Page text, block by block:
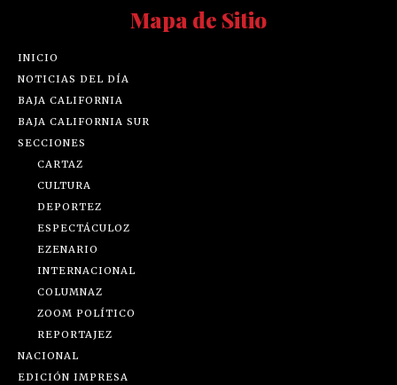
Mapa de Sitio
INICIO
NOTICIAS DEL DÍA
BAJA CALIFORNIA
BAJA CALIFORNIA SUR
SECCIONES
CARTAZ
CULTURA
DEPORTEZ
ESPECTÁCULOZ
EZENARIO
INTERNACIONAL
COLUMNAZ
ZOOM POLÍTICO
REPORTAJEZ
NACIONAL
EDICIÓN IMPRESA